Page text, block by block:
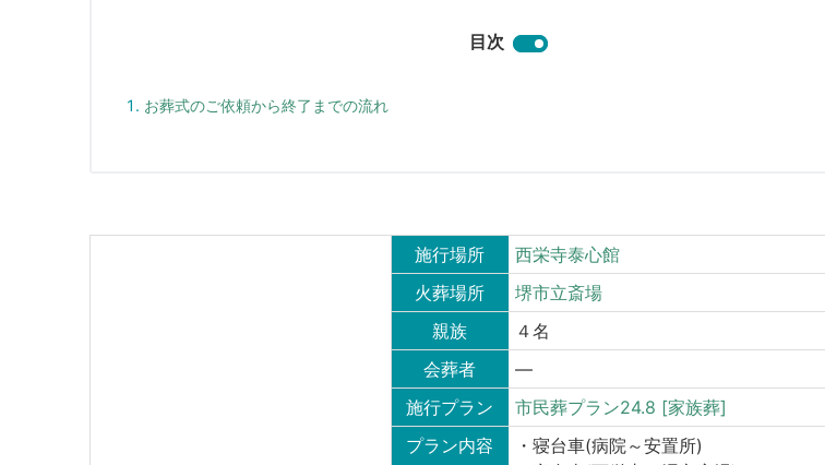
目次
お葬式のご依頼から終了までの流れ
施行場所
西栄寺泰心館
火葬場所
堺市立斎場
親族
４名
会葬者
—
施行プラン
市民葬プラン24.8 [家族葬]
プラン内容
・寝台車(病院～安置所)